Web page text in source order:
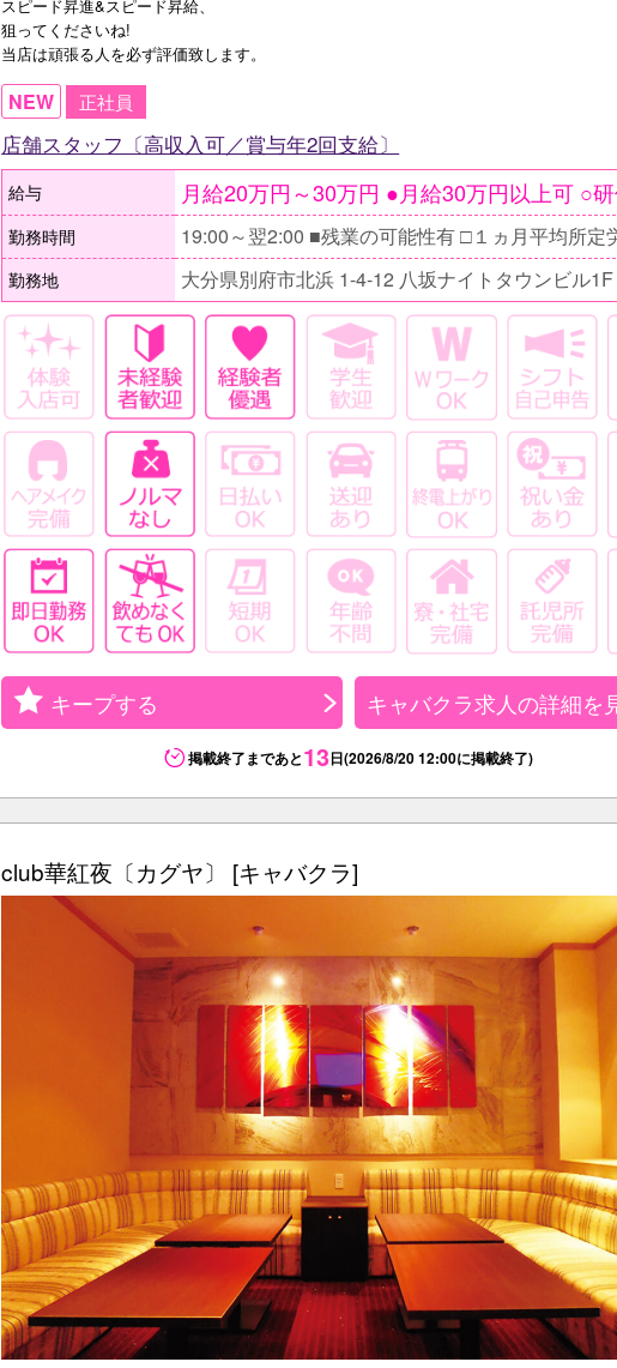
スピード昇進&スピード昇給、
狙ってくださいね!
当店は頑張る人を必ず評価致します。
NEW 正社員
店舗スタッフ〔高収入可／賞与年2回支給〕
給与
勤務時間
勤務地
大分県別府市北浜 1-4-12 八坂ナイトタウンビル1F
キープする キャバクラ求人の詳細を
掲載終了まであと13日(2026/8/20 12:00に掲載終了)
club華紅夜〔カグヤ〕 [キャバクラ]